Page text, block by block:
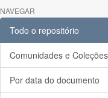
NAVEGAR
Todo o repositório
Comunidades e Coleções
Por data do documento